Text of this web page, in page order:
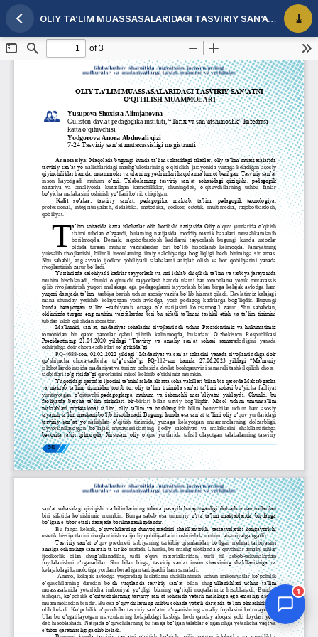
Maqola tafsilotlariga qaytish OLIY TA’LIM MUASSASALARIDAGI TASVIRIY SAN’ATNI O‘QITILISH MUAMMOLARI
1
Jurnal Yordamchisi
Onlayn